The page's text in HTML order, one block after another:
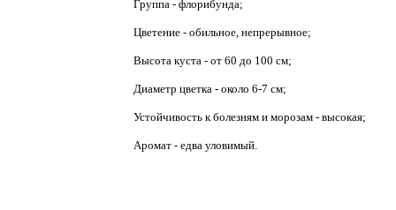
Группа - флорибунда;
Цветение - обильное, непрерывное;
Высота куста - от 60 до 100 см;
Диаметр цветка - около 6-7 см;
Устойчивость к болезням и морозам - высокая;
Аромат - едва уловимый.